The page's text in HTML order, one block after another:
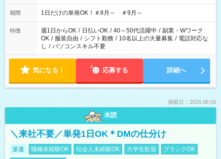
▼18:00～21:00
期間 1日だけの単発OK！＃8月～ ＃9月～
特徴 週1日からOK / 日払いOK / 40～50代活躍中 / 副業・Wワーク
OK / 服装自由 / シフト勤務 / 10名以上の大量募集 / 電話対応な
し / パソコンスキル不要
気になる！ 応募する 詳細へ
掲載日：2026.08.05
未読
＼来社不要／単発1日OK＊DMの仕分け
派遣 職種未経験OK 社会人未経験OK 大学生歓迎
ブランクOK